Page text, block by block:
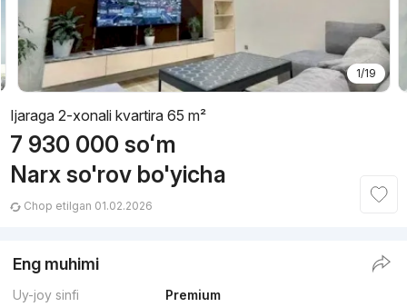
1/19
Ijaraga 2-xonali kvartira 65 m²
7 930 000 soʻm
Narx so'rov bo'yicha
Chop etilgan 01.02.2026
Eng muhimi
Uy-joy sinfi
Premium